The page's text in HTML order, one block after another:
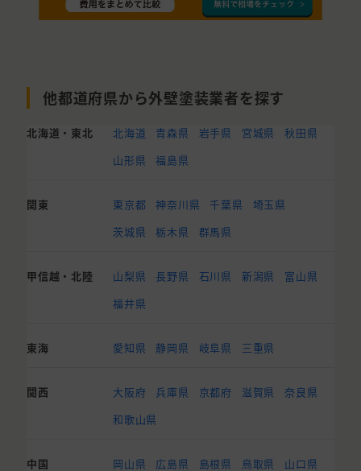
他都道府県から外壁塗装業者を探す
北海道・東北 北海道 青森県 岩手県 宮城県
秋田県
山形県
福島県
関東 東京都 神奈川県 千葉県
埼玉県
茨城県
栃木県 群馬県
甲信越・北陸 山梨県 長野県 石川県 新潟県
富山県
福井県
東海 愛知県 静岡県 岐阜県 三重県
関西 大阪府 兵庫県 京都府 滋賀県
奈良県
和歌山県
中国 岡山県 広島県 島根県 鳥取県 山口県